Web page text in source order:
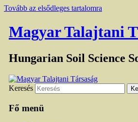
Tovább az elsődleges tartalomra
Magyar Talajtani
Hungarian Soil Science
Keresés
Fő menü